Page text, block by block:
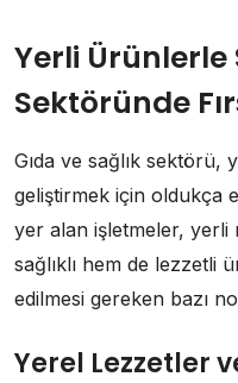
Yerli Ürünlerle
Sektöründe
Gıda ve sağlık
geliştirmek için oldukça
yer alan işletmeler,
sağlıklı hem de lezzetli
edilmesi gereken bazı
Yerel Lezzetler